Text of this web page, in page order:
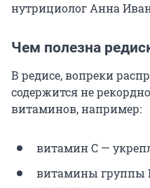
нутрициолог Анна
Чем полезна
В редисе, вопреки
содержится не
витаминов, например:
витамин С —
витамины группы